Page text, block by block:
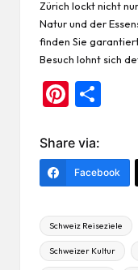
Zürich lockt nicht
Natur und der
finden Sie
Besuch lohnt sich
Pi
er
es
t
Share via:
Facebook
Tags:
Schweiz Reiseziele
Schweizer Kultur